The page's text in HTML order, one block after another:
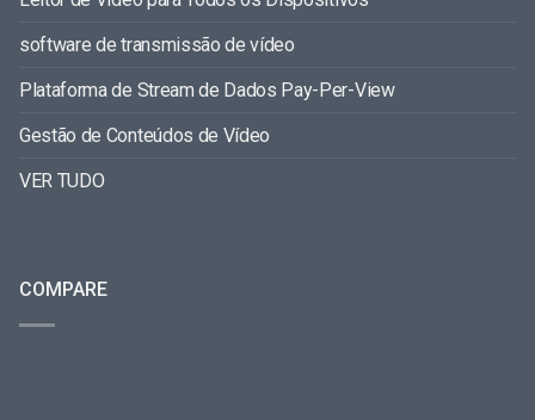
software de transmissão de vídeo
Plataforma de Stream de Dados Pay-Per-View
Gestão de Conteúdos de Vídeo
VER TUDO
COMPARE